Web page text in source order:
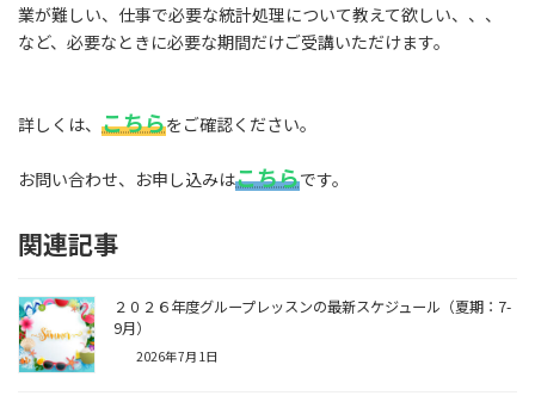
業が難しい、仕事で必要な統計処理について教えて欲しい、、、
など、必要なときに必要な期間だけご受講いただけます。
詳しくは、 こちらをご確認ください。
お問い合わせ、お申し込みはこちらです。
関連記事
２０２６年度グループレッスンの最新スケジュール（夏期：7-
9月）
2026年7月1日